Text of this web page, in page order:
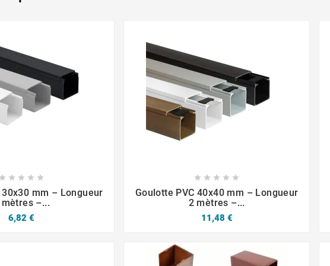
    
30x30 mm – Longueur
mètres –...
6,82 €
    
Goulotte PVC 40x40 mm – Longueur
2 mètres –...
11,48 €